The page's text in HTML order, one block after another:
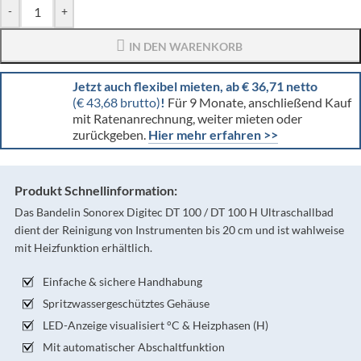
- +
IN DEN WARENKORB
Jetzt auch flexibel mieten, ab € 36,71 netto
(€ 43,68 brutto)! Für 9 Monate, anschließend Kauf
mit Ratenanrechnung, weiter mieten oder
zurückgeben. Hier mehr erfahren >>
Produkt Schnellinformation:
Das Bandelin Sonorex Digitec DT 100 / DT 100 H Ultraschallbad
dient der Reinigung von Instrumenten bis 20 cm und ist wahlweise
mit Heizfunktion erhältlich.
Einfache & sichere Handhabung
Spritzwassergeschütztes Gehäuse
LED-Anzeige visualisiert °C & Heizphasen (H)
Mit automatischer Abschaltfunktion